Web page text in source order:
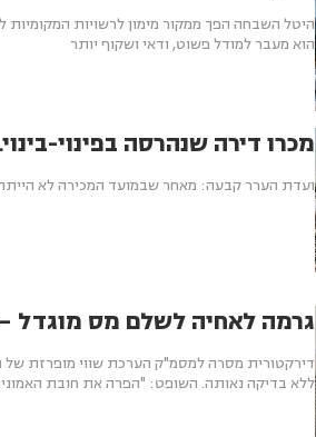
היטל השבחה הפך ממקור מימון לרשויות
הוא מעבר למודל פשוט, ודאי ושקוף יותר
מכרו דירה שנהרסה בפינוי-
ועדת הערר קבעה: מאחר שבמועד המכירה לא
גרמה לאחיה לשלם מס מוגדל –
דירקטורית מסרה למסמ"ק הערכת שווי מופרזת
ללא בדיקה נאותה. השופט: "הפרה את חובת